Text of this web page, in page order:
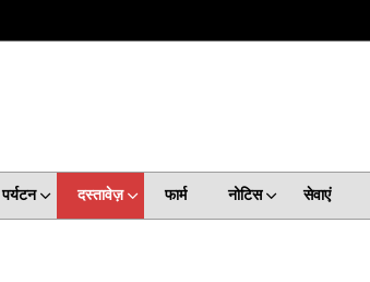
पर्यटन दस्तावेज़ फार्म नोटिस सेवाएं